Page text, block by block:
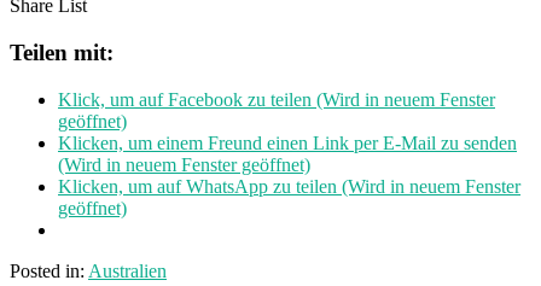
Share List
Teilen mit:
Klick, um auf Facebook zu teilen (Wird in neuem Fenster
geöffnet)
Klicken, um einem Freund einen Link per E-Mail zu senden
(Wird in neuem Fenster geöffnet)
Klicken, um auf WhatsApp zu teilen (Wird in neuem Fenster
geöffnet)
Posted in: Australien